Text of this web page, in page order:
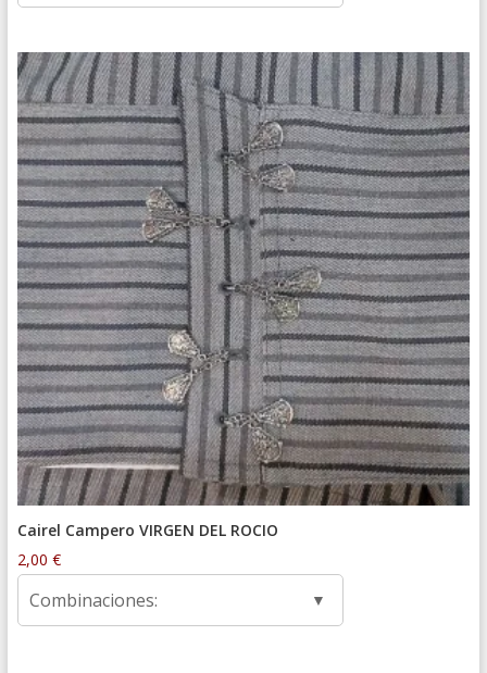
Cairel Campero VIRGEN DEL ROCIO
2,00 €
Combinaciones: